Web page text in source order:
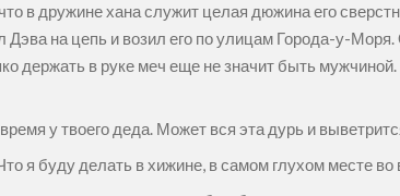
в дружине хана служит целая дюжина его
на цепь и возил его по улицам Города-у-
держать в руке меч еще не значит быть
у твоего деда. Может вся эта дурь и
я буду делать в хижине, в самом глухом месте